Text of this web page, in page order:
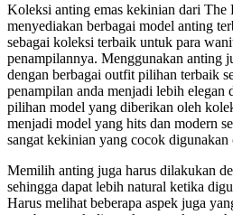
Koleksi anting emas kekinian dari The
menyediakan berbagai model anting
sebagai koleksi terbaik untuk para
penampilannya. Menggunakan anting
dengan berbagai outfit pilihan terbaik
penampilan anda menjadi lebih elegan
pilihan model yang diberikan oleh
menjadi model yang hits dan modern
sangat kekinian yang cocok
Memilih anting juga harus dilakukan
sehingga dapat lebih natural ketika
Harus melihat beberapa aspek juga